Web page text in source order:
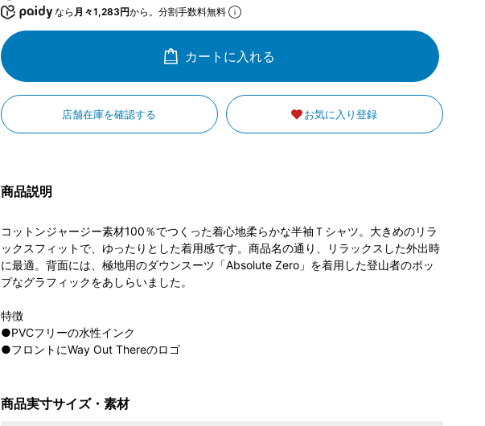
なら 月々1,283円から。分割手数料無料
カートに入れる
店舗在庫を確認する お気に入り登録
商品説明
コットンジャージー素材100％でつくった着心地柔らかな半袖Ｔシャツ。大きめのリラ
ックスフィットで、ゆったりとした着用感です。商品名の通り、リラックスした外出時
に最適。背面には、極地用のダウンスーツ「Absolute Zero」を着用した登山者のポッ
プなグラフィックをあしらいました。
特徴
●PVCフリーの水性インク
●フロントにWay Out Thereのロゴ
商品実寸サイズ・素材